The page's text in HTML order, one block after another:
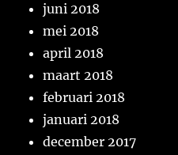
juni 2018
mei 2018
april 2018
maart 2018
februari 2018
januari 2018
december 2017